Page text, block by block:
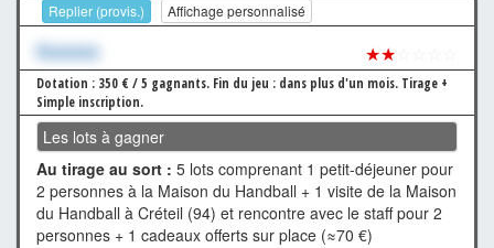
Replier (provis.) Affichage personnalisé
Xxxxxxx ★★
Dotation : 350 € / 5 gagnants. Fin du jeu : dans plus d'un mois. Tirage +
Simple inscription.
Les lots à gagner
Au tirage au sort : 5 lots comprenant 1 petit-déjeuner pour
2 personnes à la Maison du Handball + 1 visite de la Maison
du Handball à Créteil (94) et rencontre avec le staff pour 2
personnes + 1 cadeaux offerts sur place (≈70 €)